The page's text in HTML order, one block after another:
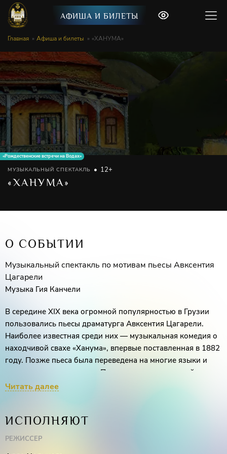
АФИША И БИЛЕТЫ
Главная Афиша и билеты «ХАНУМА»
«Рождественские встречи на Водах»
МУЗЫКАЛЬНЫЙ СПЕКТАКЛЬ 12+
«ХАНУМА»
О СОБЫТИИ
Музыкальный спектакль по мотивам пьесы Авксентия
Цагарели
Музыка Гия Канчели
В середине XIX века огромной популярностью в Грузии
пользовались пьесы драматурга Авксентия Цагарели.
Наиболее известная среди них — музыкальная комедия о
находчивой свахе «Ханума», впервые поставленная в 1882
году. Позже пьеса была переведена на многие языки и
популярна во всем мире. Пьеса, ставшая классикой,
превратилась в театральный бестселлер благодаря
атмосферу этого спектакля, не сможет не испытывать
желания вновь попасть под его обаяние.
Читать далее
ИСПОЛНЯЮТ
РЕЖИССЁР